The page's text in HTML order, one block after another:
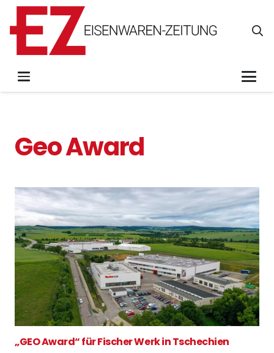
Geo Award
„GEO Award“ für Fischer Werk in Tschechien